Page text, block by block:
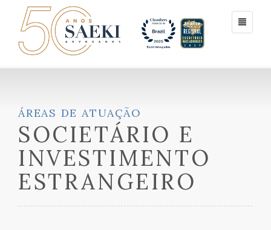
ÁREAS DE ATUAÇÃO
SOCIETÁRIO E
INVESTIMENTO
ESTRANGEIRO